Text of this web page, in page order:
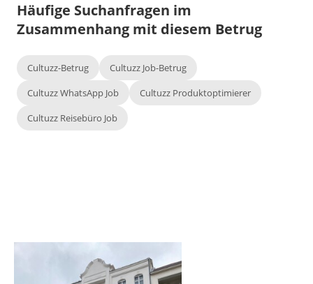
Häufige Suchanfragen im
Zusammenhang mit diesem Betrug
Cultuzz-Betrug
Cultuzz Job-Betrug
Cultuzz WhatsApp Job
Cultuzz Produktoptimierer
Cultuzz Reisebüro Job